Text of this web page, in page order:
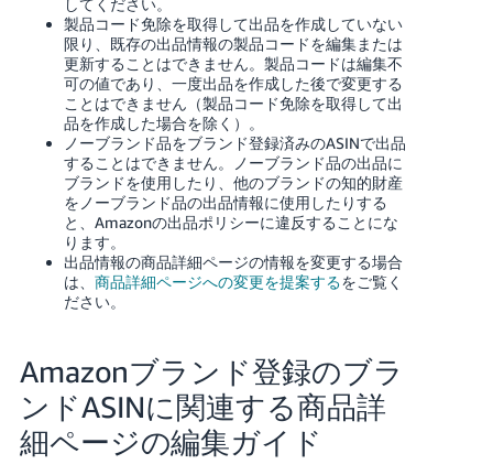
してください。
製品コード免除を取得して出品を作成していない
限り、既存の出品情報の製品コードを編集または
更新することはできません。製品コードは編集不
可の値であり、一度出品を作成した後で変更する
ことはできません（製品コード免除を取得して出
品を作成した場合を除く）。
ノーブランド品をブランド登録済みのASINで出品
することはできません。ノーブランド品の出品に
ブランドを使用したり、他のブランドの知的財産
をノーブランド品の出品情報に使用したりする
と、Amazonの出品ポリシーに違反することにな
ります。
出品情報の商品詳細ページの情報を変更する場合
は、 商品詳細ページへの変更を提案するをご覧く
ださい。
Amazonブランド登録のブラ
ンドASINに関連する商品詳
細ページの編集ガイド